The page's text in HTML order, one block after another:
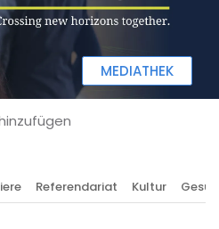
MEDIATHEK
Referendariat Kultur